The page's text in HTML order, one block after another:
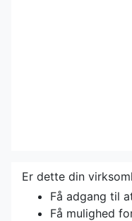
Er dette din
Få adgang til
Få mulighed